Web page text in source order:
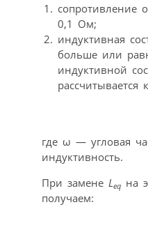
сопротивление
0,1 Ом;
индуктивная
больше или
индуктивной
рассчитывается
где ω — угловая
индуктивность.
При замене L eq на
получаем: